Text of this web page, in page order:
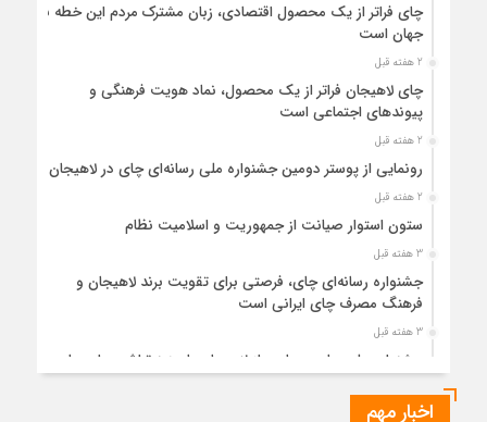
چای فراتر از یک محصول اقتصادی، زبان مشترک مردم این خطه با
جهان است
2 هفته قبل
چای لاهیجان فراتر از یک محصول، نماد هویت فرهنگی و
پیوندهای اجتماعی است
2 هفته قبل
رونمایی از پوستر دومین جشنواره ملی رسانه‌ای چای در لاهیجان
2 هفته قبل
ستون استوار صیانت از جمهوریت و اسلامیت نظام
3 هفته قبل
جشنواره رسانه‌ای چای، فرصتی برای تقویت برند لاهیجان و
فرهنگ مصرف چای ایرانی است
3 هفته قبل
جشنواره ملی چای، حمایت از لاهیجان یا هزینه‌تراشی برای چای
4 هفته قبل
اخبار مهم